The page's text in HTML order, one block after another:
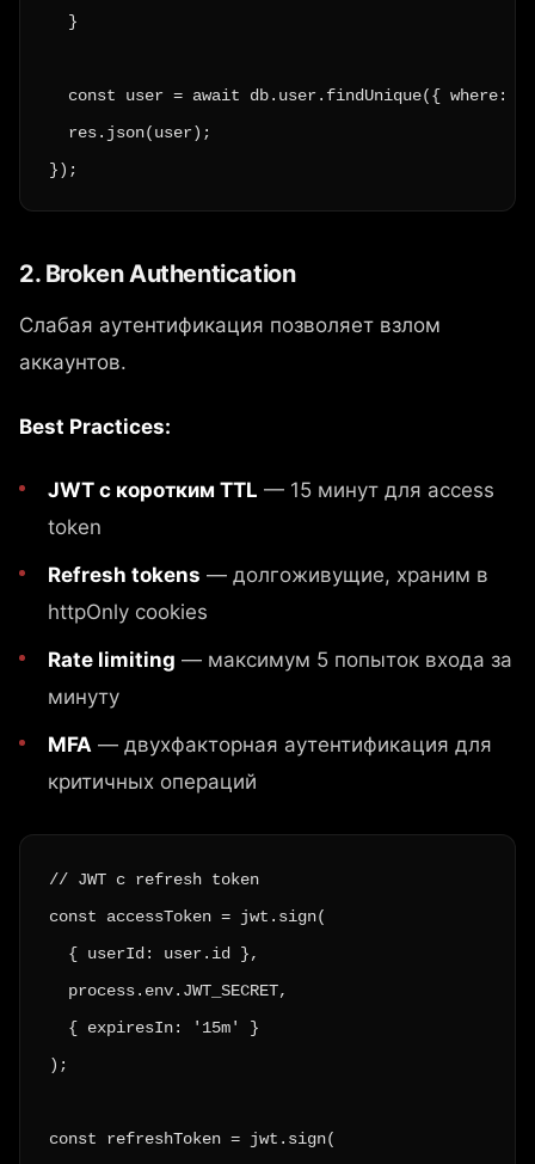
  }
const user = await db.user.findUnique({ where: {
  res.json(user);
});
2. Broken Authentication
Слабая аутентификация позволяет взлом
аккаунтов.
Best Practices:
JWT с коротким TTL — 15 минут для access
token
Refresh tokens — долгоживущие, храним в
httpOnly cookies
Rate limiting — максимум 5 попыток входа за
минуту
MFA — двухфакторная аутентификация для
критичных операций
// JWT с refresh token
const accessToken = jwt.sign(
  { userId: user.id },
  process.env.JWT_SECRET,
  { expiresIn: '15m' }
);
const refreshToken = jwt.sign(